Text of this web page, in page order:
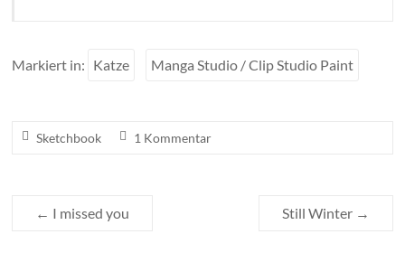
Markiert in: Katze Manga Studio / Clip Studio Paint
Sketchbook 1 Kommentar
← I missed you Still Winter →